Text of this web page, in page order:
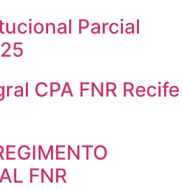
Parcial
CPA FNR Recife
FNR